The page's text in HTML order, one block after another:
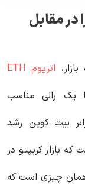
در مقابل
اتریوم ETH
یک رالی مناسب
بیت کوین رشد
بازار کریپتو در
همان چیزی است که